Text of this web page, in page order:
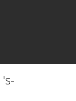
's-